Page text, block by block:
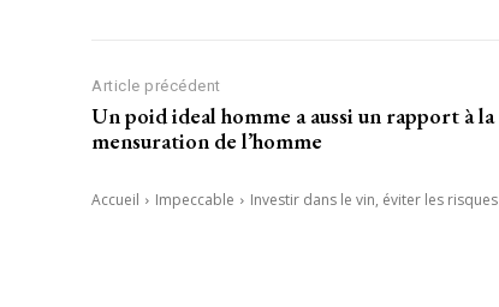
Article précédent
Un poid ideal homme a aussi un rapport à la
mensuration de l’homme
Accueil Impeccable Investir dans le vin, éviter les risques